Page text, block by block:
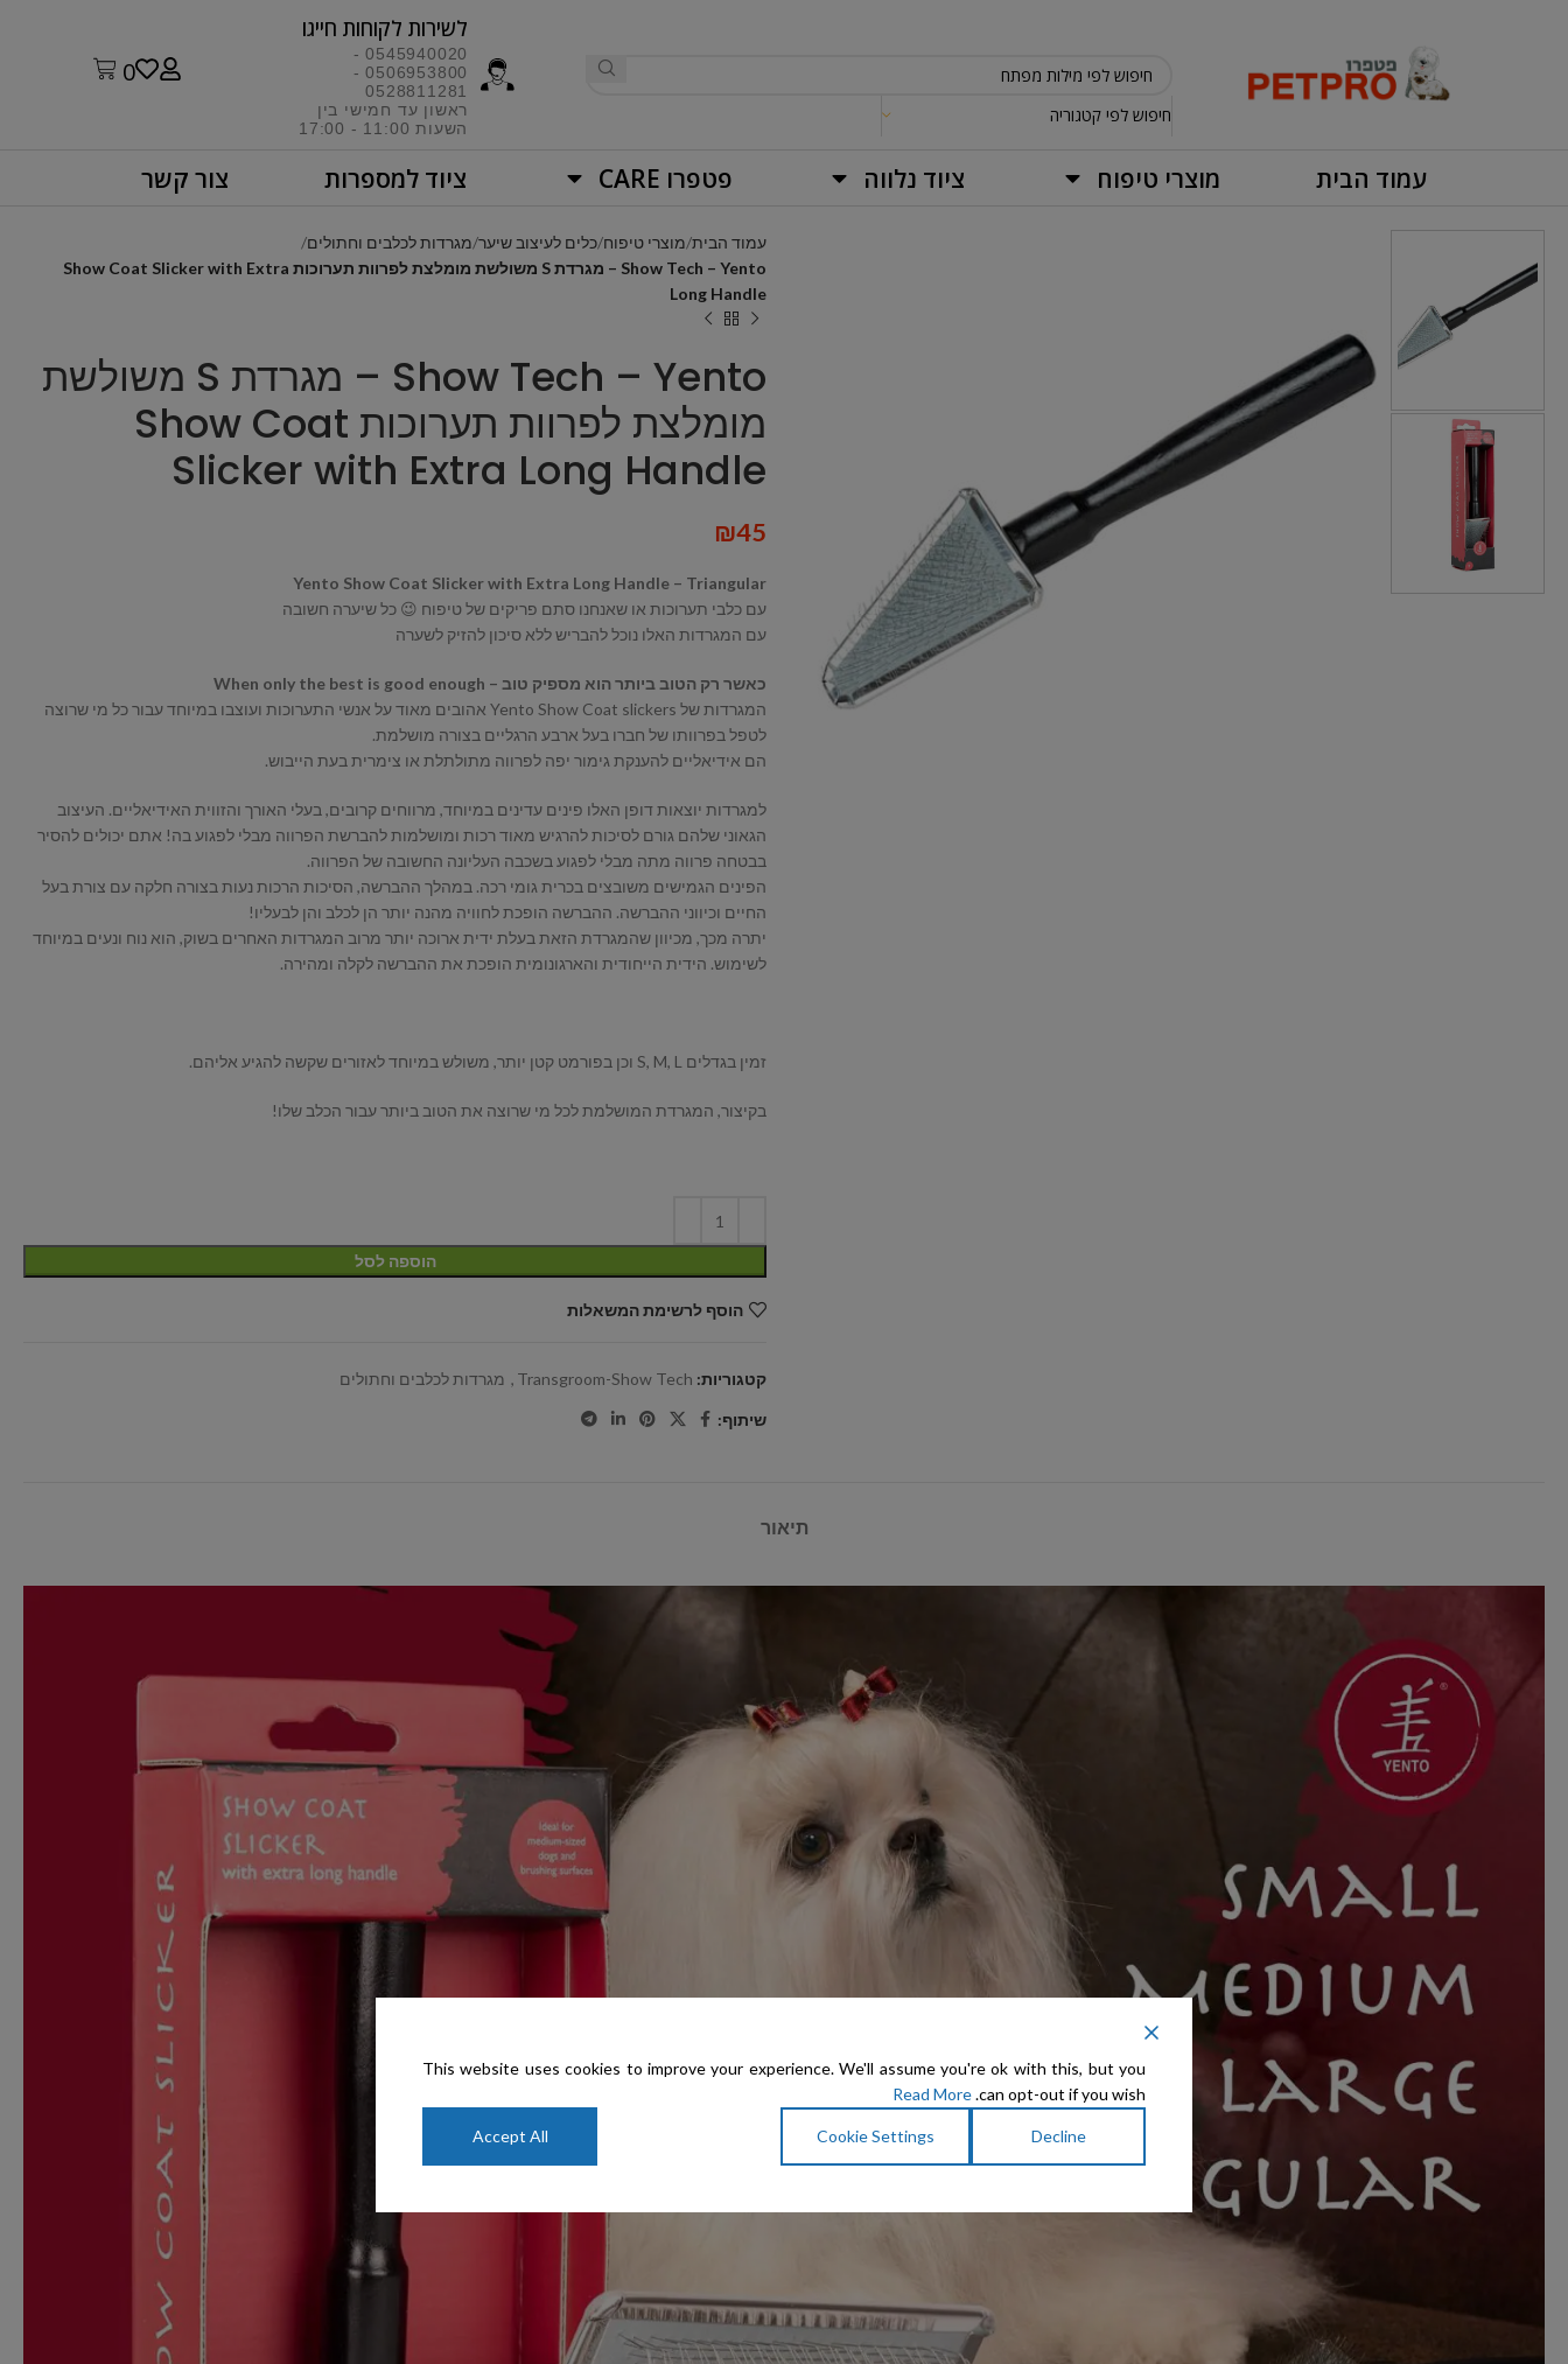
חיפוש לפי קטגוריה
לשירות לקוחות חייגו​
0545940020 -
0506953800 -
0528811281
ראשון עד חמישי בין
השעות 11:00 - 17:00​
0
עמוד הבית מוצרי טיפוח ציוד נלווה פטפרו CARE ציוד למספרות צור קשר
עמוד הבית מוצרי טיפוח כלים לעיצוב שיער מגרדות לכלבים וחתולים
Show Tech – Yento – מגרדת S משולשת מומלצת לפרוות תערוכות Show Coat Slicker with Extra
Long Handle
Show Tech – Yento – מגרדת S משולשת
מומלצת לפרוות תערוכות Show Coat
Slicker with Extra Long Handle
₪45
Yento Show Coat Slicker with Extra Long Handle – Triangular
עם כלבי תערוכות או שאנחנו סתם פריקים של טיפוח 😉 כל שיערה חשובה
עם המגרדות האלו נוכל להבריש ללא סיכון להזיק לשערה
כאשר רק הטוב ביותר הוא מספיק טוב – When only the best is good enough
המגרדות של Yento Show Coat slickers אהובים מאוד על אנשי התערוכות ועוצבו במיוחד עבור כל מי שרוצה
לטפל בפרוותו של חברו בעל ארבע הרגליים בצורה מושלמת.
הם אידיאליים להענקת גימור יפה לפרווה מתולתלת או צימרית בעת הייבוש.
למגרדות יוצאות דופן האלו פינים עדינים במיוחד, מרווחים קרובים, בעלי האורך והזווית האידיאליים. העיצוב
הגאוני שלהם גורם לסיכות להרגיש מאוד רכות ומושלמות להברשת הפרווה מבלי לפגוע בה! אתם יכולים להסיר
בבטחה פרווה מתה מבלי לפגוע בשכבה העליונה החשובה של הפרווה.
הפינים הגמישים משובצים בכרית גומי רכה. במהלך ההברשה, הסיכות הרכות נעות בצורה חלקה עם צורת בעל
החיים וכיווני ההברשה. ההברשה הופכת לחוויה מהנה יותר הן לכלב והן לבעליו!
יתרה מכך, מכיוון שהמגרדת הזאת בעלת ידית ארוכה יותר מרוב המגרדות האחרים בשוק, הוא נוח ונעים במיוחד
לשימוש. הידית הייחודית והארגונומית הופכת את ההברשה לקלה ומהירה.
זמין בגדלים S, M, L וכן בפורמט קטן יותר, משולש במיוחד לאזורים שקשה להגיע אליהם.
בקיצור, המגרדת המושלמת לכל מי שרוצה את הטוב ביותר עבור הכלב שלו!
הוספה לסל
הוסף לרשימת המשאלות
קטגוריות: Transgroom-Show Tech
, מגרדות לכלבים וחתולים
שיתוף:
תיאור
This website uses cookies to improve your experience. We'll assume you're ok with this, but you
can opt-out if you wish.
Read More
Decline
Cookie Settings
Accept All